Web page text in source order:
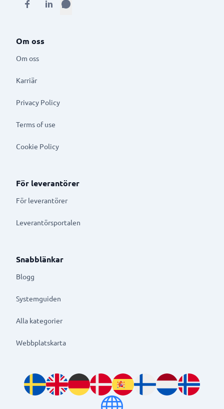
Om oss
Om oss
Karriär
Privacy Policy
Terms of use
Cookie Policy
För leverantörer
För leverantörer
Leverantörsportalen
Snabblänkar
Blogg
Systemguiden
Alla kategorier
Webbplatskarta